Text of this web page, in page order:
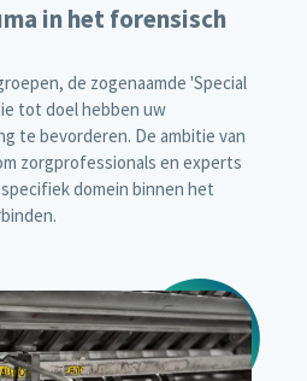
in het forensisch
de zogenaamde 'Special
tot doel hebben uw
te bevorderen. De ambitie van
zorgprofessionals en experts
domein binnen het